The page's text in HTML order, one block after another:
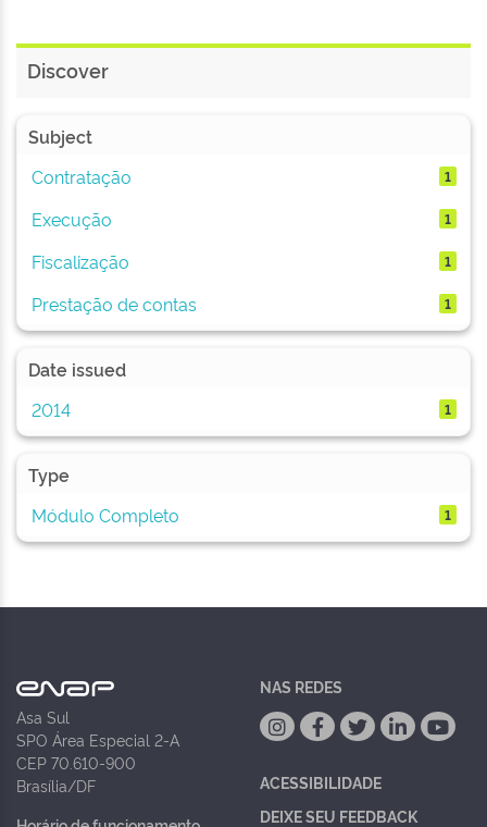
Discover
Subject
Contratação
1
Execução 1
Fiscalização 1
Prestação de contas 1
Date issued
2014
1
Type
Módulo Completo
1
Asa Sul
SPO Área Especial 2-A
CEP 70.610-900
Brasília/DF
NAS REDES
ACESSIBILIDADE
DEIXE SEU FEEDBACK